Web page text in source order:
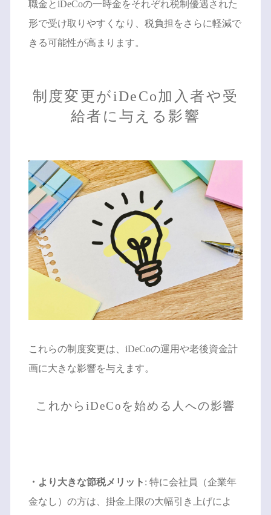
職金とiDeCoの一時金をそれぞれ税制優遇された
形で受け取りやすくなり、税負担をさらに軽減で
きる可能性が高まります。
制度変更がiDeCo加入者や受
給者に与える影響
これらの制度変更は、iDeCoの運用や老後資金計
画に大きな影響を与えます。
これからiDeCoを始める人への影響
・より大きな節税メリット : 特に会社員（企業年
金なし）の方は、掛金上限の大幅引き上げによ